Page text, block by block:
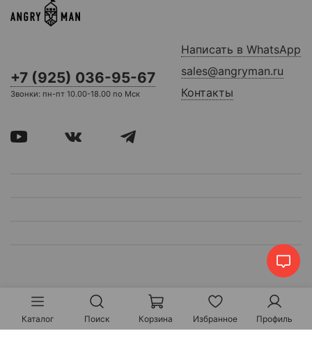
+7 (925) 036-95-67
Звонки: пн-пт 10.00-18.00 по Мск
Написать в WhatsApp
sales@angryman.ru
Контакты
Каталог Поиск Корзина Избранное Профиль